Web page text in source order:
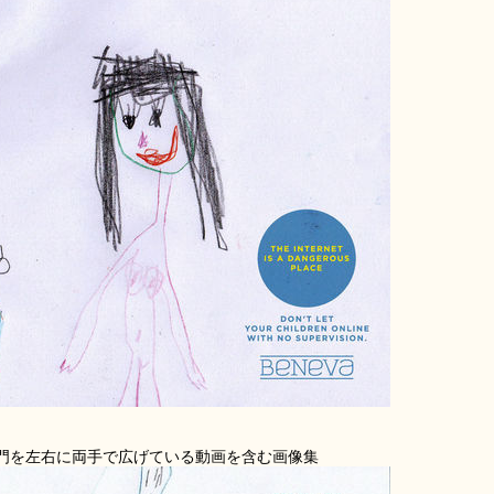
左右に両手で広げている動画を含む画像集